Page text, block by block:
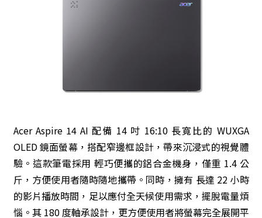
Acer Aspire 14 AI 配備 14 吋 16:10 長寬比的 WUXGA
OLED 鏡面螢幕，搭配窄邊框設計，帶來沉浸式的視覺體
驗。這款筆電採用 輕巧便攜的鋁合金機身，僅重 1.4 公
斤，方便使用者隨時隨地攜帶。同時，擁有 長達 22 小時
的影片播放時間，足以應付全天候使用需求，擺脫電量煩
惱。其 180 度軸承設計，更方便使用者將螢幕完全展開平